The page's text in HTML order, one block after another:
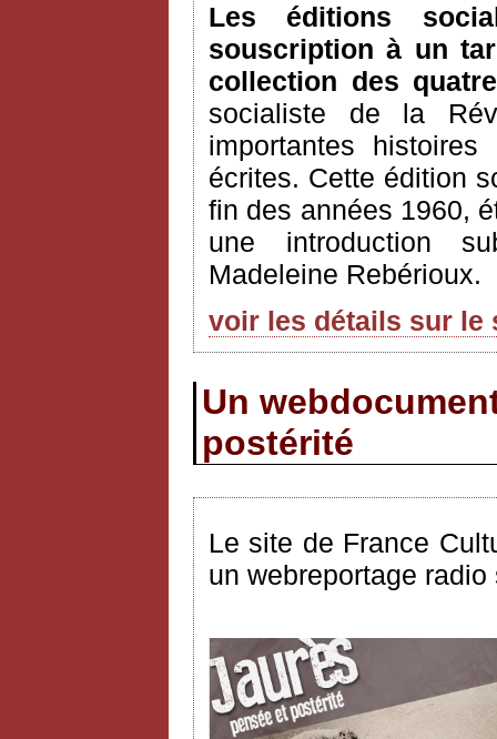
Les éditions
souscription à un
collection des
socialiste de la
importantes
écrites. Cette édition
fin des années 1960,
une introduction
Madeleine Rebérioux.
voir les détails sur le
Un
postérité
Le site de France
un webreportage